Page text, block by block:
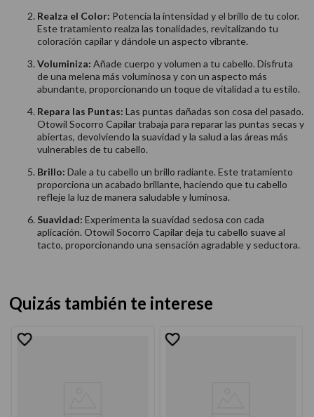
Realza el Color: Potencia la intensidad y el brillo de tu color.
Este tratamiento realza las tonalidades, revitalizando tu
coloración capilar y dándole un aspecto vibrante.
Voluminiza: Añade cuerpo y volumen a tu cabello. Disfruta
de una melena más voluminosa y con un aspecto más
abundante, proporcionando un toque de vitalidad a tu estilo.
Repara las Puntas: Las puntas dañadas son cosa del pasado.
Otowil Socorro Capilar trabaja para reparar las puntas secas y
abiertas, devolviendo la suavidad y la salud a las áreas más
vulnerables de tu cabello.
Brillo: Dale a tu cabello un brillo radiante. Este tratamiento
proporciona un acabado brillante, haciendo que tu cabello
refleje la luz de manera saludable y luminosa.
Suavidad: Experimenta la suavidad sedosa con cada
aplicación. Otowil Socorro Capilar deja tu cabello suave al
tacto, proporcionando una sensación agradable y seductora.
Quizás también te interese